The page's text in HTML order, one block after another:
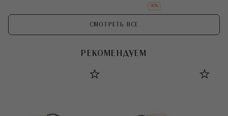
-30%
СМОТРЕТЬ ВСЕ
РЕКОМЕНДУЕМ